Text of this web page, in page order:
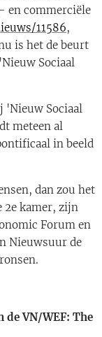
en commerciële
11586,
is het de beurt
Sociaal
'Nieuw Sociaal
meteen al
in beeld
dan zou het
2e kamer, zijn
Forum en
Nieuwsuur de
VN/WEF: The